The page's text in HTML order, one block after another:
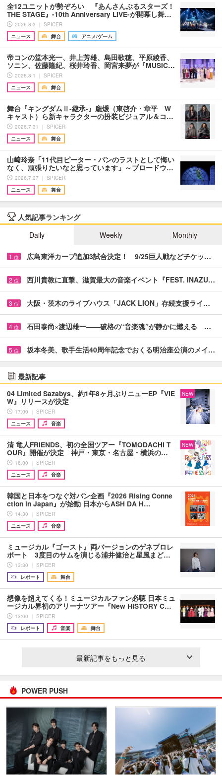
全12ユニットが勢ぞろい 『あんさんぶるスターズ！
THE STAGE』-10th Anniversary LIVE-が開幕し舞…
2026.8.3 ｜ SPICER
ニュース
舞台 アニメ/ゲーム
帝コンの堂本光一、井上芳雄、島田歌穂、平原綾香、
ソニン、佐藤隆紀、桜井玲香、岡宮来夢が『MUSIC…
2026.8.1 ｜ SPICER
ニュース
舞台
舞台『キングダムⅡ-継承-』龐煖（東啓介・章平 W
キャスト）ら新キャラクターの扮装ビジュアル＆コ…
2026.7.31 ｜ SPICER
ニュース
舞台
山﨑玲奈「11代目ピーター・パンのラストとして悔い
なく、頑張りたいなと思っています」～ブロードウ…
2026.7.27 ｜ SPICER
ニュース
舞台
人気記事ランキング
Daily
Weekly Monthly
1 位 広島東洋カープ追加3試合決定！ 9/25巨人戦などチケッ…
2 位 西川貴教に直撃、滋賀最大の音楽イベント『FEST. INAZU…
3 位 大阪・茨木のライブハウス「JACK LION」存続支援ライ…
4 位 石田泰尚×渡辺雄一――破格の“音楽魂”が静かに燃える …
5 位 坂本冬美、歌手生活40周年記念でおくる明治座公演のメイ…
最新記事
04 Limited Sazabys、約1年8ヶ月ぶりニューEP『VIE
W』リリースが決定
17:00 ｜ SPICER
ニュース
音楽
NEW
清 竜人FRIENDS、初の全国ツアー『TOMODACHI T
OUR』開催が決定 神戸・東京・名古屋・横浜の…
16:00 ｜ SPICER
ニュース
音楽
NEW
韓国と日本をつなぐ対バン企画『2026 Rising Conne
ction in Japan』が始動 日本からASH DA H…
14:30 ｜ SPICER
ニュース
音楽
ミュージカル『ゴースト』両バージョンのゲネプロレ
ポート 3度目のサムを演じる浦井健治と星風まど…
13:30 ｜ SPICER
レポート
舞台
想像を超えてくる！ミュージカルファン必聴 日本ミュ
ージカル界初のアリーナツアー『New HISTORY C…
13:00 ｜ SPICER
レポート
音楽 舞台
最新記事をもっと見る
POWER PUSH